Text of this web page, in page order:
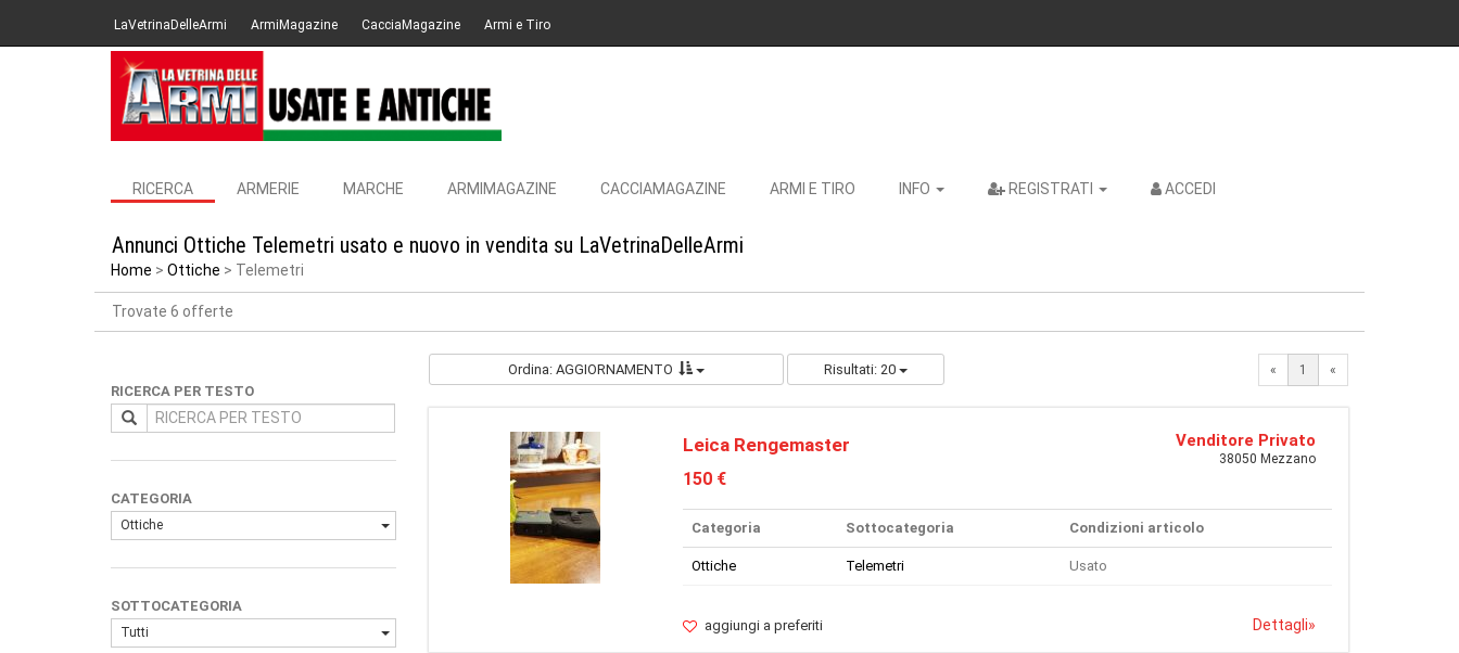
LaVetrinaDelleArmi ArmiMagazine CacciaMagazine Armi e Tiro
RICERCA ARMERIE MARCHE ARMIMAGAZINE CACCIAMAGAZINE ARMI E TIRO INFO REGISTRATI ACCEDI
Annunci Ottiche Telemetri usato e nuovo in vendita su LaVetrinaDelleArmi
Home Ottiche Telemetri
Trovate 6 offerte
RICERCA PER TESTO
CATEGORIA
Ottiche
SOTTOCATEGORIA
Tutti
Ordina: AGGIORNAMENTO Risultati: 20 « 1 «
Leica Rengemaster
150 €
Venditore Privato
38050 Mezzano
Categoria Sottocategoria Condizioni articolo
Ottiche Telemetri Usato
aggiungi a preferiti Dettagli»